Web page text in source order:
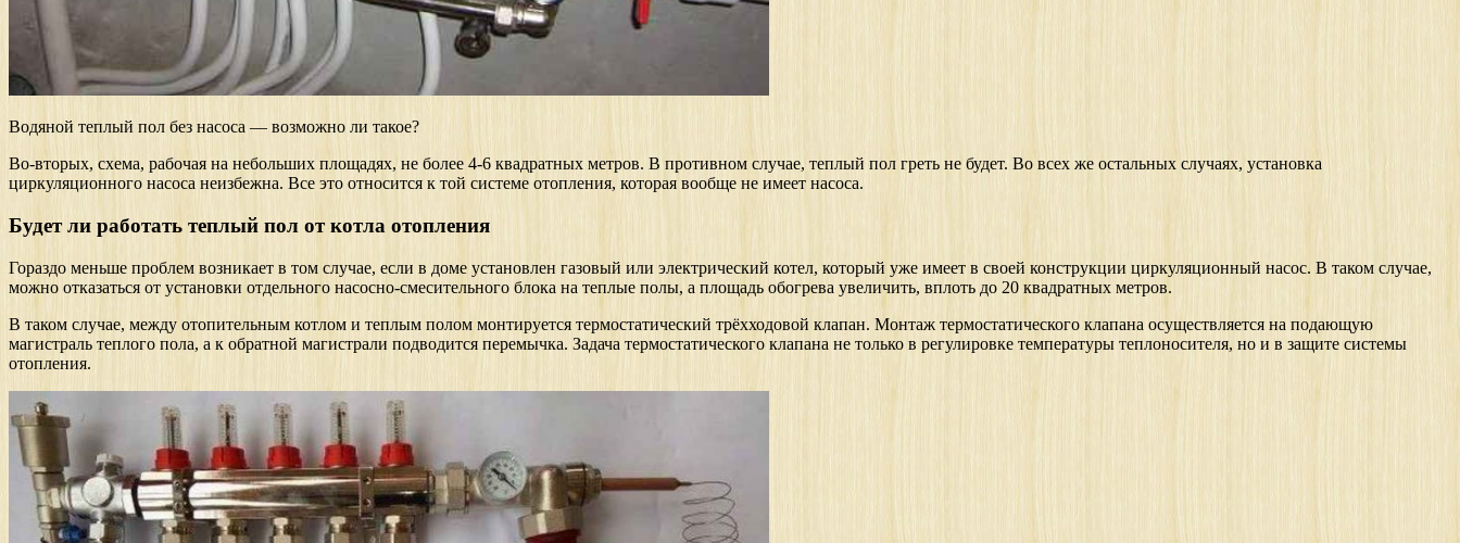
Водяной теплый пол без насоса — возможно ли такое?
Во-вторых, схема, рабочая на небольших площадях, не более 4-6 квадратных метров. В противном случае, теплый пол греть не будет. Во всех же остальных случаях, установка
циркуляционного насоса неизбежна. Все это относится к той системе отопления, которая вообще не имеет насоса.
Будет ли работать теплый пол от котла отопления
Гораздо меньше проблем возникает в том случае, если в доме установлен газовый или электрический котел, который уже имеет в своей конструкции циркуляционный насос. В таком случае,
можно отказаться от установки отдельного насосно-смесительного блока на теплые полы, а площадь обогрева увеличить, вплоть до 20 квадратных метров.
В таком случае, между отопительным котлом и теплым полом монтируется термостатический трёхходовой клапан. Монтаж термостатического клапана осуществляется на подающую
магистраль теплого пола, а к обратной магистрали подводится перемычка. Задача термостатического клапана не только в регулировке температуры теплоносителя, но и в защите системы
отопления.